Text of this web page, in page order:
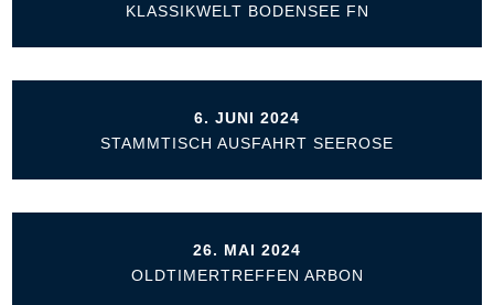
KLASSIKWELT BODENSEE FN
6. JUNI 2024
STAMMTISCH AUSFAHRT SEEROSE
26. MAI 2024
OLDTIMERTREFFEN ARBON